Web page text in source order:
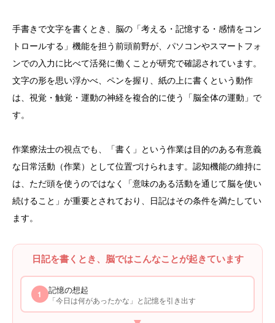
手書きで文字を書くとき、脳の「考える・記憶する・感情をコン
トロールする」機能を担う前頭前野が、パソコンやスマートフォ
ンでの入力に比べて活発に働くことが研究で確認されています。
文字の形を思い浮かべ、ペンを握り、紙の上に書くという動作
は、視覚・触覚・運動の神経を複合的に使う「脳全体の運動」で
す。
作業療法士の視点でも、「書く」という作業は目的のある有意義
な日常活動（作業）として位置づけられます。認知機能の維持に
は、ただ頭を使うのではなく「意味のある活動を通じて脳を使い
続けること」が重要とされており、日記はその条件を満たしてい
ます。
日記を書くとき、脳ではこんなことが起きています
1 記憶の想起
「今日は何があったかな」と記憶を引き出す